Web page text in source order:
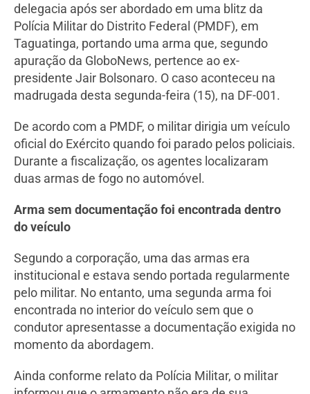
delegacia após ser abordado em uma blitz da
Polícia Militar do Distrito Federal (PMDF), em
Taguatinga, portando uma arma que, segundo
apuração da GloboNews, pertence ao ex-
presidente Jair Bolsonaro. O caso aconteceu na
madrugada desta segunda-feira (15), na DF-001.
De acordo com a PMDF, o militar dirigia um veículo
oficial do Exército quando foi parado pelos policiais.
Durante a fiscalização, os agentes localizaram
duas armas de fogo no automóvel.
Arma sem documentação foi encontrada dentro
do veículo
Segundo a corporação, uma das armas era
institucional e estava sendo portada regularmente
pelo militar. No entanto, uma segunda arma foi
encontrada no interior do veículo sem que o
condutor apresentasse a documentação exigida no
momento da abordagem.
Ainda conforme relato da Polícia Militar, o militar